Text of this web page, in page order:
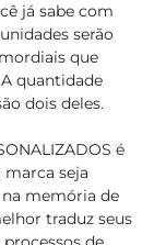
já sabe com
serão
que
quantidade
dois deles.
é
seja
memória de
traduz seus